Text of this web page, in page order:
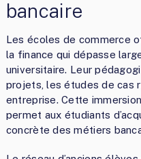
bancaire
Les écoles de commerce
la finance qui dépasse
universitaire. Leur
projets, les études de cas
entreprise. Cette
permet aux étudiants
concrète des métiers